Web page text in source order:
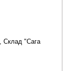
Склад "Сага